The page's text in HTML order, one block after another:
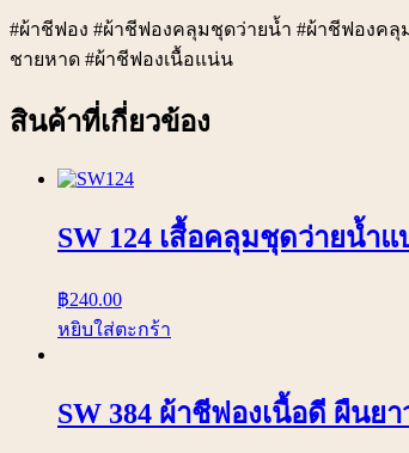
#ผ้าชีฟอง #ผ้าชีฟองคลุมชุดว่ายน้ำ #ผ้าชีฟองคลุ
ชายหาด #ผ้าชีฟองเนื้อแน่น
สินค้าที่เกี่ยวข้อง
SW 124 เสื้อคลุมชุดว่ายน้ำ
฿240.00
หยิบใส่ตะกร้า
SW 384 ผ้าชีฟองเนื้อดี ผืน